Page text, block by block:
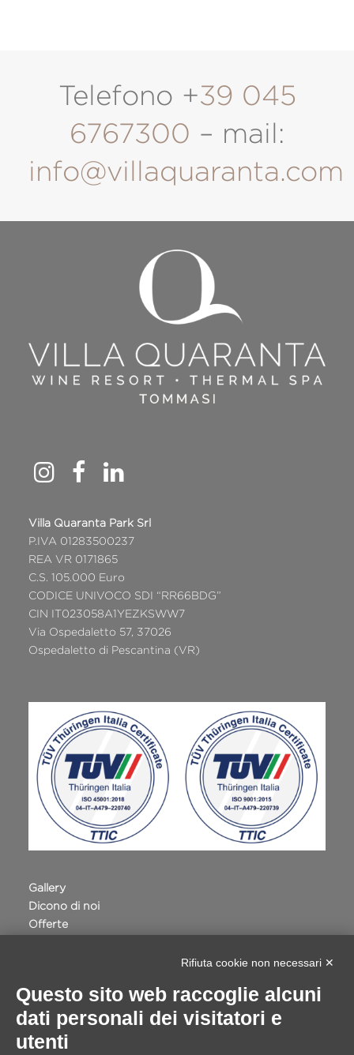
Telefono +39 045
6767300 – mail:
info@villaquaranta.com
Villa Quaranta Park Srl
P.IVA 01283500237
REA VR 0171865
C.S. 105.000 Euro
CODICE UNIVOCO SDI “RR66BDG”
CIN IT023058A1YEZKSWW7
Via Ospedaletto 57, 37026
Ospedaletto di Pescantina (VR)
Gallery
Dicono di noi
Offerte
Progetto Safe Routes Regione Veneto
VILLA QUARANTA - INTERVENTI DIGITALI
Whistleblowing
Cookie Setting
Rifiuta cookie non necessari ✕
Questo sito web raccoglie alcuni
dati personali dei visitatori e
utenti